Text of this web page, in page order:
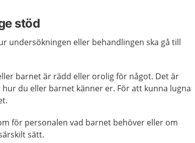
stöd
undersökningen eller behandlingen ska gå till
barnet är rädd eller orolig för något. Det är
du eller barnet känner er. För att kunna lugna
för personalen vad barnet behöver eller om
sätt.